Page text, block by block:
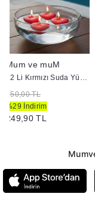
Mum ve muM
12 Li Kırmızı Suda Yüzen Kalp Mum
350,00 TL
%29 İndirim
249,90 TL